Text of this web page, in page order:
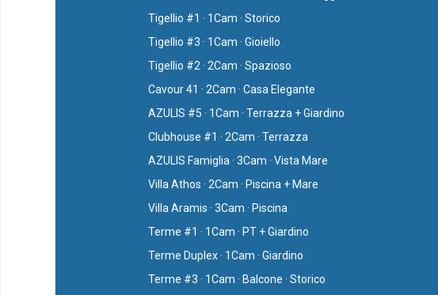
Tigellio #1 · 1Cam · Storico
Tigellio #3 · 1Cam · Gioiello
Tigellio #2 · 2Cam · Spazioso
Cavour 41 · 2Cam · Casa Elegante
AZULIS #5 · 1Cam · Terrazza + Giardino
Clubhouse #1 · 2Cam · Terrazza
AZULIS Famiglia · 3Cam · Vista Mare
Villa Athos · 2Cam · Piscina + Mare
Villa Aramis · 3Cam · Piscina
Terme #1 · 1Cam · PT + Giardino
Terme Duplex · 1Cam · Giardino
Terme #3 · 1Cam · Balcone · Storico